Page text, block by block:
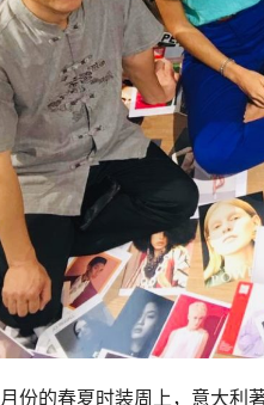
份的春夏时装周上，意大利